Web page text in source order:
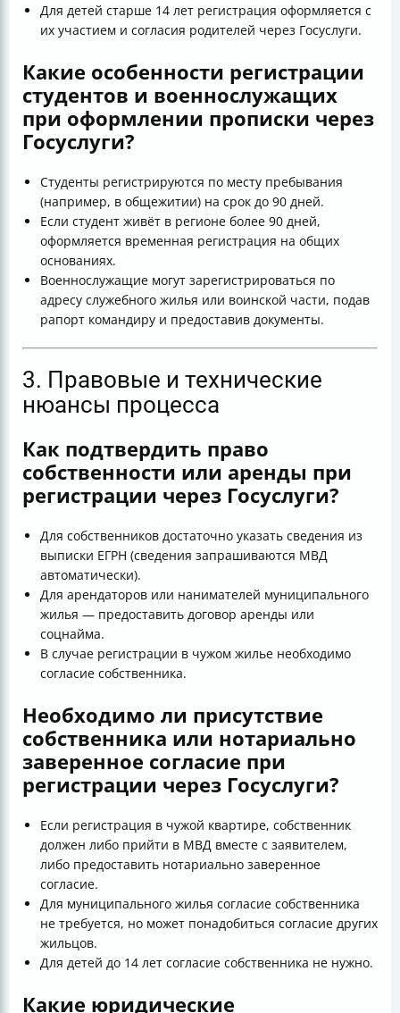
Для детей старше 14 лет регистрация оформляется с
их участием и согласия родителей через Госуслуги.
Какие особенности регистрации
студентов и военнослужащих
при оформлении прописки через
Госуслуги?
Студенты регистрируются по месту пребывания
(например, в общежитии) на срок до 90 дней.
Если студент живёт в регионе более 90 дней,
оформляется временная регистрация на общих
основаниях.
Военнослужащие могут зарегистрироваться по
адресу служебного жилья или воинской части, подав
рапорт командиру и предоставив документы.
3. Правовые и технические
нюансы процесса
Как подтвердить право
собственности или аренды при
регистрации через Госуслуги?
Для собственников достаточно указать сведения из
выписки ЕГРН (сведения запрашиваются МВД
автоматически).
Для арендаторов или нанимателей муниципального
жилья — предоставить договор аренды или
соцнайма.
В случае регистрации в чужом жилье необходимо
согласие собственника.
Необходимо ли присутствие
собственника или нотариально
заверенное согласие при
регистрации через Госуслуги?
Если регистрация в чужой квартире, собственник
должен либо прийти в МВД вместе с заявителем,
либо предоставить нотариально заверенное
согласие.
Для муниципального жилья согласие собственника
не требуется, но может понадобиться согласие других
жильцов.
Для детей до 14 лет согласие собственника не нужно.
Какие юридические